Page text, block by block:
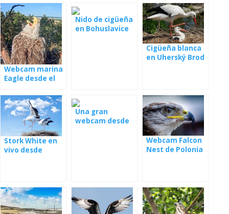
Webcam marina
Eagle desde el
Nido de cigüeña
en Bohuslavice
Cigüeña blanca
en Uherský Brod
Stork White en
vivo desde
Una gran
webcam desde
Webcam Falcon
Nest de Polonia